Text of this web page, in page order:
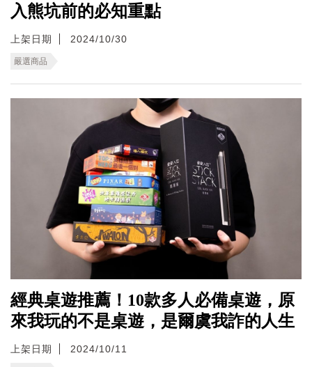
入熊坑前的必知重點
上架日期 2024/10/30
嚴選商品
經典桌遊推薦！10款多人必備桌遊，原
來我玩的不是桌遊，是爾虞我詐的人生
上架日期 2024/10/11